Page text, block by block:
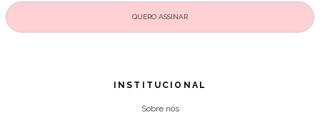
INSTITUCIONAL
Sobre nós